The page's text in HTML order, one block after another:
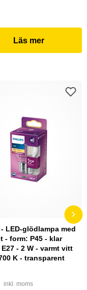
Läs mer
LED-glödlampa med
- form: P45 - klar
- 2 W - varmt vitt
K - transparent
inkl. moms